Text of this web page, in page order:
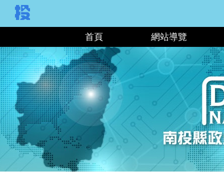
首頁 網站導覽